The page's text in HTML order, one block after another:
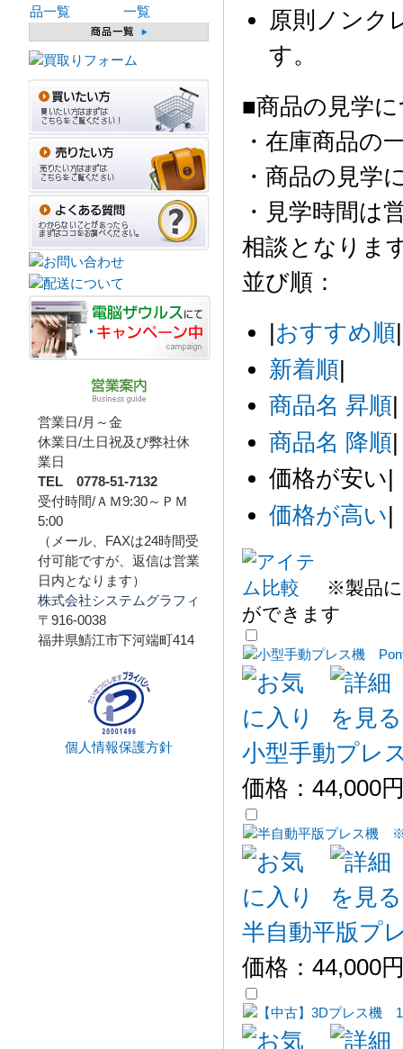
原則ノンク
す。
■商品の見学
・在庫商品の
・商品の見学
・見学時間は
相談となりま
並び順：
|おすすめ順|
新着順|
商品名 昇順|
商品名 降順|
価格が安い|
価格が高い|
※製品
ができます
小型手動プレ
価格： 44,000
半自動平版プ
価格： 44,000
一覧
営業日/月～金
休業日/土日祝及び弊社休
業日
TEL 0778-51-7132
受付時間/ＡＭ9:30～ＰＭ
5:00
（メール、FAXは24時間受
付可能ですが、返信は営業
日内となります）
株式会社システムグラフィ
〒916-0038
福井県鯖江市下河端町414
個人情報保護方針